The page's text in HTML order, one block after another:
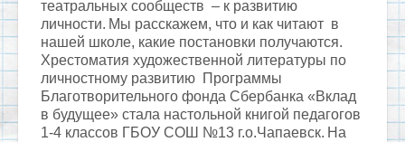
театральных сообществ – к развитию
личности. Мы расскажем, что и как читают в
нашей школе, какие постановки получаются.
Хрестоматия художественной литературы по
личностному развитию Программы
Благотворительного фонда Сбербанка «Вклад
в будущее» стала настольной книгой педагогов
1-4 классов ГБОУ СОШ №13 г.о.Чапаевск. На